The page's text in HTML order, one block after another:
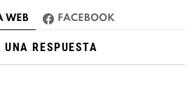
WEB FACEBOOK
UNA RESPUESTA